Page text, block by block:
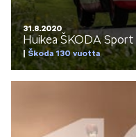
31.8.2020
Huikea ŠKODA
Škoda 130 vuotta